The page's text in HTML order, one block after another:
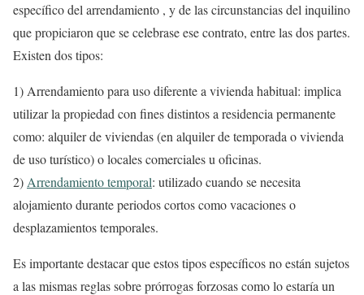
específico del arrendamiento , y de las circunstancias del inquilino
que propiciaron que se celebrase ese contrato, entre las dos partes.
Existen dos tipos:
1) Arrendamiento para uso diferente a vivienda habitual: implica
utilizar la propiedad con fines distintos a residencia permanente
como: alquiler de viviendas (en alquiler de temporada o vivienda
de uso turístico) o locales comerciales u oficinas.
2) Arrendamiento temporal: utilizado cuando se necesita
alojamiento durante periodos cortos como vacaciones o
desplazamientos temporales.
Es importante destacar que estos tipos específicos no están sujetos
a las mismas reglas sobre prórrogas forzosas como lo estaría un